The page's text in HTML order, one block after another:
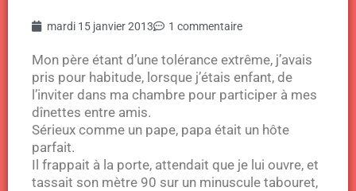
mardi 15 janvier 2013 1 commentaire
Mon père étant d’une tolérance extrême, j’avais
pris pour habitude, lorsque j’étais enfant, de
l’inviter dans ma chambre pour participer à mes
dînettes entre amis.
Sérieux comme un pape, papa était un hôte
parfait.
Il frappait à la porte, attendait que je lui ouvre, et
tassait son mètre 90 sur un minuscule tabouret,